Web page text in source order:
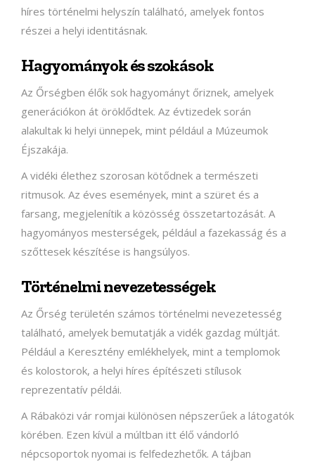
híres történelmi helyszín található, amelyek fontos
részei a helyi identitásnak.
Hagyományok és szokások
Az Őrségben élők sok hagyományt őriznek, amelyek
generációkon át öröklődtek. Az évtizedek során
alakultak ki helyi ünnepek, mint például a Múzeumok
Éjszakája.
A vidéki élethez szorosan kötődnek a természeti
ritmusok. Az éves események, mint a szüret és a
farsang, megjelenítik a közösség összetartozását. A
hagyományos mesterségek, például a fazekasság és a
szőttesek készítése is hangsúlyos.
Történelmi nevezetességek
Az Őrség területén számos történelmi nevezetesség
található, amelyek bemutatják a vidék gazdag múltját.
Például a Keresztény emlékhelyek, mint a templomok
és kolostorok, a helyi híres építészeti stílusok
reprezentatív példái.
A Rábaközi vár romjai különösen népszerűek a látogatók
körében. Ezen kívül a múltban itt élő vándorló
népcsoportok nyomai is felfedezhetők. A tájban